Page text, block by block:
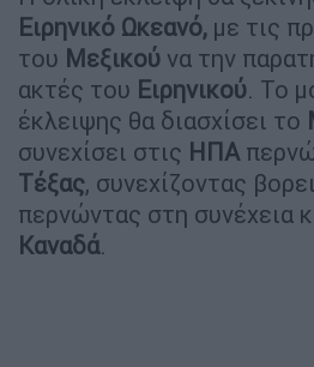
Ειρηνικό Ωκεανό, με τις
του Μεξικού να την
ακτές του Ειρηνικού. Το
έκλειψης θα διασχίσει το
συνεχίσει στις ΗΠΑ
Τέξας, συνεχίζοντας
περνώντας στη συνέχεια
Καναδά.